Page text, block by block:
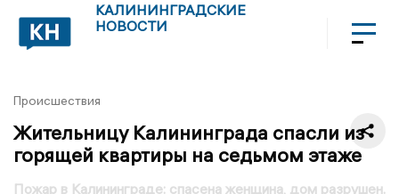
КАЛИНИНГРАДСКИЕ
НОВОСТИ
Происшествия
Жительницу Калининграда спасли из
горящей квартиры на седьмом этаже
Пожар в Калининграде: спасена женщина, дом разрушен.